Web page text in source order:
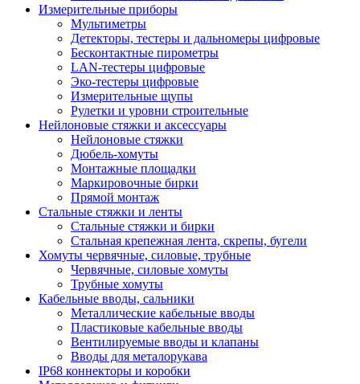
Измерительные приборы
Мультиметры
Детекторы, тестеры и дальномеры цифровые
Бесконтактные пирометры
LAN-тестеры цифровые
Эко-тестеры цифровые
Измерительные щупы
Рулетки и уровни строительные
Нейлоновые стяжки и аксессуары
Нейлоновые стяжки
Дюбель-хомуты
Монтажные площадки
Маркировочные бирки
Прямой монтаж
Стальные стяжки и ленты
Стальные стяжки и бирки
Стальная крепежная лента, скрепы, бугели
Хомуты червячные, силовые, трубные
Червячные, силовые хомуты
Трубные хомуты
Кабельные вводы, сальники
Металлические кабельные вводы
Пластиковые кабельные вводы
Вентилируемые вводы и клапаны
Вводы для металорукава
IP68 коннекторы и коробки